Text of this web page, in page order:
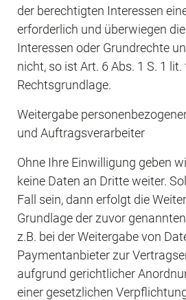
der berechtigten Interessen
erforderlich und überwiegen
Interessen oder Grundrechte
nicht, so ist Art. 6 Abs. 1 S. 1 lit.
Rechtsgrundlage.
Weitergabe
und Auftragsverarbeiter
Ohne Ihre Einwilligung geben
keine Daten an Dritte weiter.
Fall sein, dann erfolgt die
Grundlage der zuvor
z.B. bei der Weitergabe von
Paymentanbieter zur
aufgrund gerichtlicher
einer gesetzlichen